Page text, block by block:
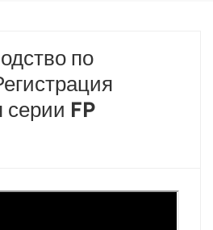
Việt
по
FP